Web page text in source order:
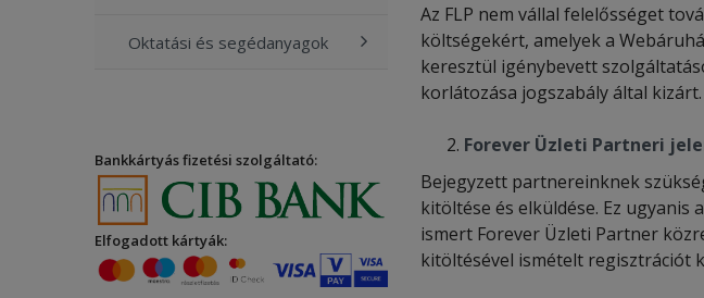
Oktatási és segédanyagok
Bankkártyás fizetési szolgáltató:
Elfogadott kártyák:
Az FLP nem vállal felelősséget
költségekért, amelyek a
keresztül igénybevett
korlátozása jogszabály által kizárt.
Forever Üzleti Partneri
Bejegyzett partnereinknek
kitöltése és elküldése. Ez
ismert Forever Üzleti Partner
kitöltésével ismételt regisztrációt